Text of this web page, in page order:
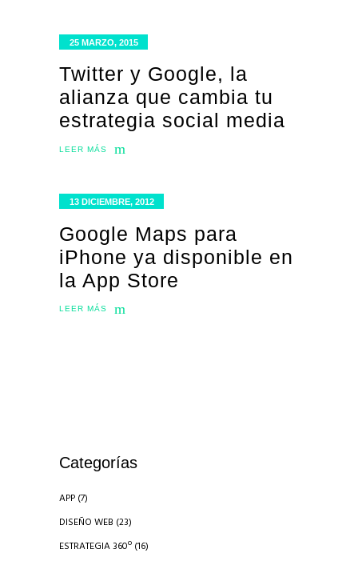
25 MARZO, 2015
Twitter y Google, la
alianza que cambia tu
estrategia social media
LEER MÁS
13 DICIEMBRE, 2012
Google Maps para
iPhone ya disponible en
la App Store
LEER MÁS
Categorías
APP (7)
DISEÑO WEB (23)
ESTRATEGIA 360º (16)